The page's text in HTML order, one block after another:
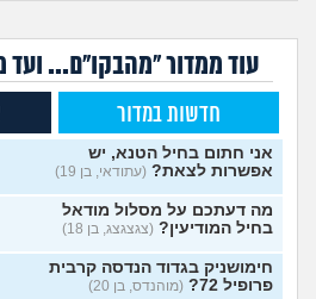
עוד ממדור "מהבקו"ם... ועד
חדשות במדור
אני חתום בחיל הטנא, יש
אפשרות לצאת? (עתודאי, בן 19)
מה דעתכם על מסלול מודאל
בחיל המודיעין? (צגצגצג, בן 18)
חימושניק בגדוד הנדסה קרבית
פרופיל 72?
(מוהנדס, בן 20)